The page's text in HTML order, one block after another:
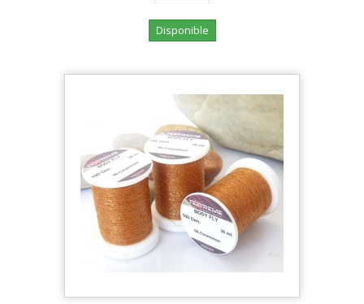
Disponible